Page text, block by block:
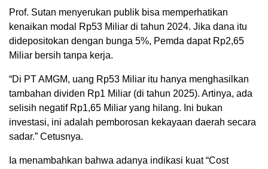
Prof. Sutan menyerukan publik bisa memperhatikan
kenaikan modal Rp53 Miliar di tahun 2024. Jika dana itu
didepositokan dengan bunga 5%, Pemda dapat Rp2,65
Miliar bersih tanpa kerja.
“Di PT AMGM, uang Rp53 Miliar itu hanya menghasilkan
tambahan dividen Rp1 Miliar (di tahun 2025). Artinya, ada
selisih negatif Rp1,65 Miliar yang hilang. Ini bukan
investasi, ini adalah pemborosan kekayaan daerah secara
sadar.” Cetusnya.
Ia menambahkan bahwa adanya indikasi kuat “Cost